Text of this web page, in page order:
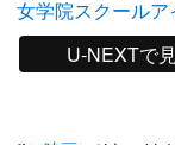
女学院スクールア
ラブ Bloom
U-NEXTで